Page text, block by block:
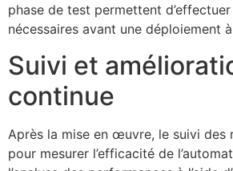
phase de test permettent
nécessaires avant une déploiement
Suivi et
continue
Après la mise en œuvre, le suivi des
pour mesurer l’efficacité de